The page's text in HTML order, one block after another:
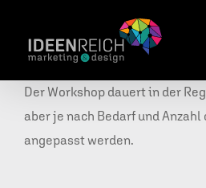
Inhalt
springen
Der Workshop dauert in der
aber je nach Bedarf und
angepasst werden.